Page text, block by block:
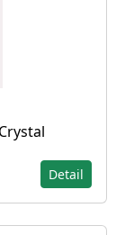
Detail